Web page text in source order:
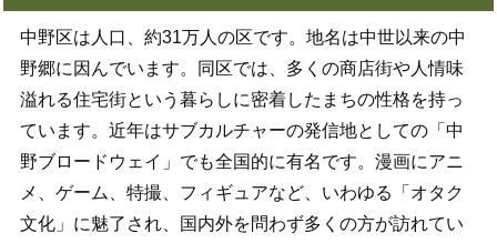
中野区は人口、約31万人の区です。地名は中世以来の中
野郷に因んでいます。同区では、多くの商店街や人情味
溢れる住宅街という暮らしに密着したまちの性格を持っ
ています。近年はサブカルチャーの発信地としての「中
野ブロードウェイ」でも全国的に有名です。漫画にアニ
メ、ゲーム、特撮、フィギュアなど、いわゆる「オタク
文化」に魅了され、国内外を問わず多くの方が訪れてい